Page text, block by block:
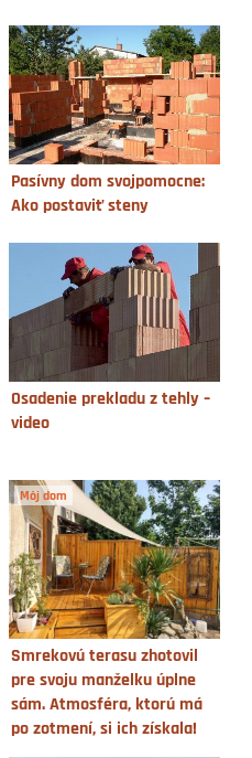
Pasívny dom svojpomocne:
Ako postaviť steny
Osadenie prekladu z tehly –
video
Môj dom
Smrekovú terasu zhotovil
pre svoju manželku úplne
sám. Atmosféra, ktorú má
po zotmení, si ich získala!